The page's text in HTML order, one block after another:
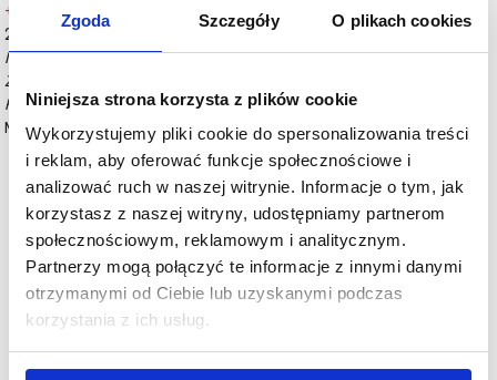
Zgoda Szczegóły O plikach cookies
Niniejsza strona korzysta z plików cookie
Wykorzystujemy pliki cookie do spersonalizowania treści
i reklam, aby oferować funkcje społecznościowe i
analizować ruch w naszej witrynie. Informacje o tym, jak
korzystasz z naszej witryny, udostępniamy partnerom
społecznościowym, reklamowym i analitycznym.
Partnerzy mogą połączyć te informacje z innymi danymi
otrzymanymi od Ciebie lub uzyskanymi podczas
korzystania z ich usług.
+ skomentuj
2025-04-21
Ile procent SAMEGO peptydu miedziowego zawiera preparat.
Zwykle realnie działające preparaty mają go 0,1-0,2%. Ale 0,5??
Po kolorze, błękit, jak każdy inny...- dodany przez: Iwona
Matysiak
Ampułka zawiera 0,5% peptydu miedziowego. Jej działanie
dopełniają także inne aktywnie działające peptydy oraz
składniki, takie jak: biofermenty, ektoina, trehaloza. To
dlatego ampułka jest tak skuteczna, co potwierdzają
liczne pozytywne opinie. Zachęcamy do wypróbowania jej
właściwości :)
dodany przez Bandi.pl